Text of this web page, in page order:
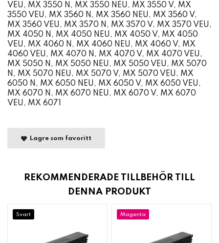
VEU, MX 3550 N, MX 3550 NEU, MX 3550 V, MX
3550 VEU, MX 3560 N, MX 3560 NEU, MX 3560 V,
MX 3560 VEU, MX 3570 N, MX 3570 V, MX 3570 VEU,
MX 4050 N, MX 4050 NEU, MX 4050 V, MX 4050
VEU, MX 4060 N, MX 4060 NEU, MX 4060 V, MX
4060 VEU, MX 4070 N, MX 4070 V, MX 4070 VEU,
MX 5050 N, MX 5050 NEU, MX 5050 VEU, MX 5070
N, MX 5070 NEU, MX 5070 V, MX 5070 VEU, MX
6050 N, MX 6050 NEU, MX 6050 V, MX 6050 VEU,
MX 6070 N, MX 6070 NEU, MX 6070 V, MX 6070
VEU, MX 6071
Lagre som favoritt
REKOMMENDERADE TILLBEHÖR TILL
DENNA PRODUKT
Svart Magenta